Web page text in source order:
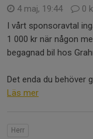
4 maj, 19:44
0
I vårt sponsoravtal
1 000 kr när någon
begagnad bil hos
Det enda du behöver
Läs mer
Herr